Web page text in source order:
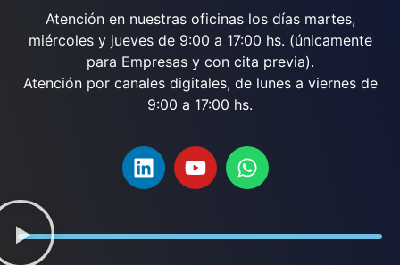
Atención en nuestras oficinas los días martes,
miércoles y jueves de 9:00 a 17:00 hs. (únicamente
para Empresas y con cita previa).
Atención por canales digitales, de lunes a viernes de
9:00 a 17:00 hs.